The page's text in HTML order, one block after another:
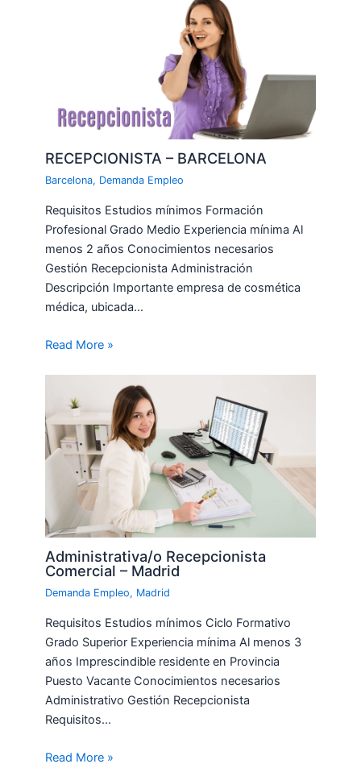
RECEPCIONISTA – BARCELONA
Barcelona, Demanda Empleo
Requisitos Estudios mínimos Formación
Profesional Grado Medio Experiencia mínima Al
menos 2 años Conocimientos necesarios
Gestión Recepcionista Administración
Descripción Importante empresa de cosmética
médica, ubicada…
Read More »
Administrativa/o Recepcionista
Comercial – Madrid
Demanda Empleo, Madrid
Requisitos Estudios mínimos Ciclo Formativo
Grado Superior Experiencia mínima Al menos 3
años Imprescindible residente en Provincia
Puesto Vacante Conocimientos necesarios
Administrativo Gestión Recepcionista
Requisitos…
Read More »